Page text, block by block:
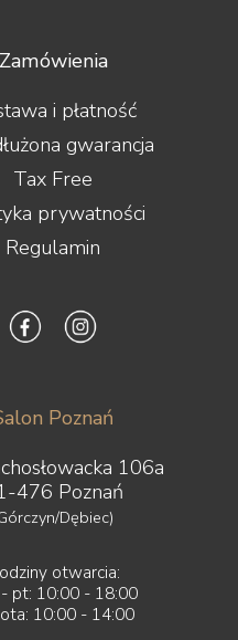
Zamówienia
i płatność
gwarancja
Tax Free
prywatności
Regulamin
Poznań
106a
476 Poznań
Dębiec)
otwarcia:
pt: 10:00 - 18:00
10:00 - 14:00